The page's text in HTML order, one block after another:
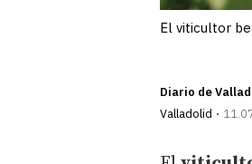
El viticultor
Diario de
Valladolid